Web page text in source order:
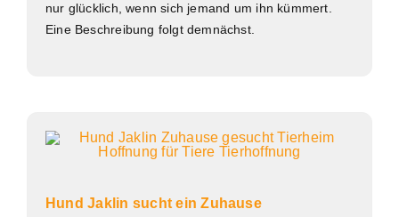
nur glücklich, wenn sich jemand um ihn kümmert.
Eine Beschreibung folgt demnächst.
Hund Jaklin sucht ein Zuhause